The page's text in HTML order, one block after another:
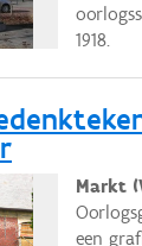
1918.
Markt
een